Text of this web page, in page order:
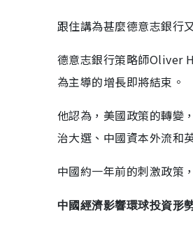
跟住講為甚麼德意志銀行
德意志銀行策略師Oliver
為主導的增長即將結束。
他認為，美國政策的轉變
治大選、中國資本外流和
中國約一年前的刺激政策
中國經濟影響環球投資形